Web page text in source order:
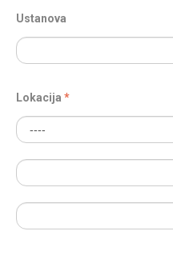
Ustanova
Lokacija